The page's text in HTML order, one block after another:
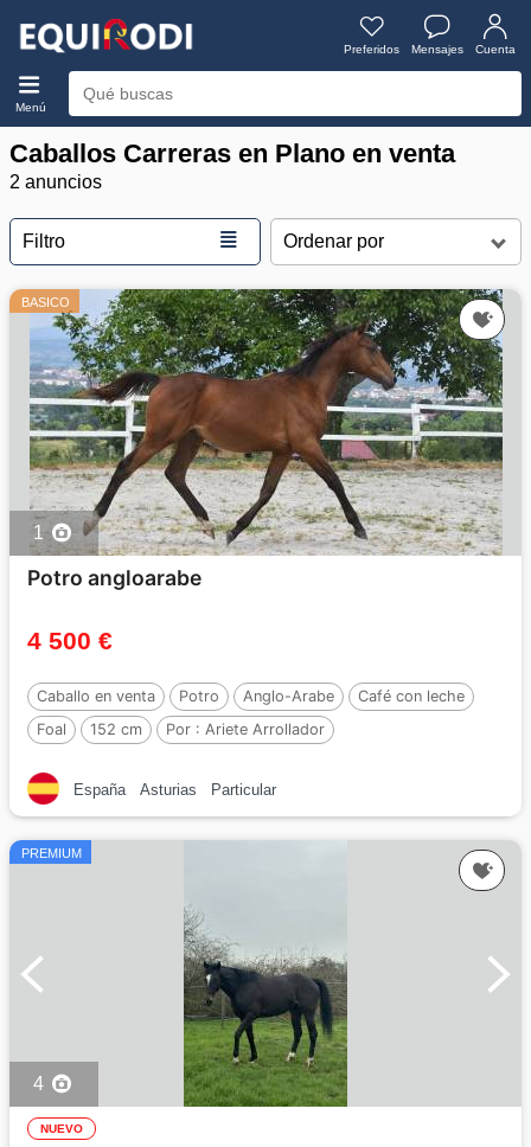
Preferidos Mensajes Cuenta
Menú
Caballos Carreras en Plano en venta
2 anuncios
Filtro ≣
BASICO
1
Potro angloarabe
4 500 €
Caballo en venta Potro Anglo-Arabe
Café con leche
Foal
152 cm Por : Ariete Arrollador
España Asturias Particular
PREMIUM
4
NUEVO